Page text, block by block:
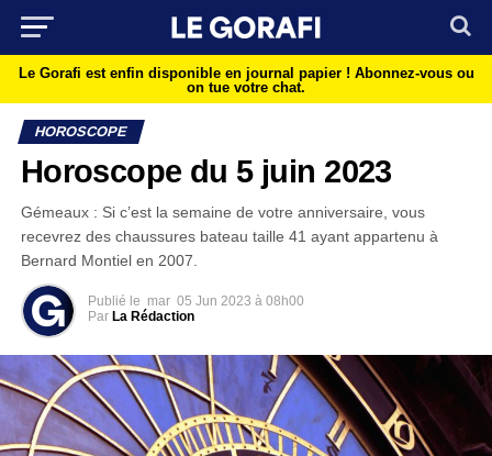
Le Gorafi est enfin disponible en journal papier ! Abonnez-vous ou
on tue votre chat.
HOROSCOPE
Horoscope du 5 juin 2023
Gémeaux : Si c’est la semaine de votre anniversaire, vous
recevrez des chaussures bateau taille 41 ayant appartenu à
Bernard Montiel en 2007.
Publié le mar 05 Jun 2023 à 08h00
Par La Rédaction